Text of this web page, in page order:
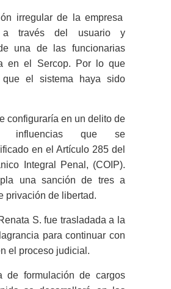
irregular de la empresa
través del usuario y
una de las funcionarias
en el Sercop. Por lo que
que el sistema haya sido
configuraría en un delito de
influencias que se
en el Artículo 285 del
Integral Penal, (COIP).
una sanción de tres a
privación de libertad.
S. fue trasladada a la
para continuar con
el proceso judicial.
de formulación de cargos